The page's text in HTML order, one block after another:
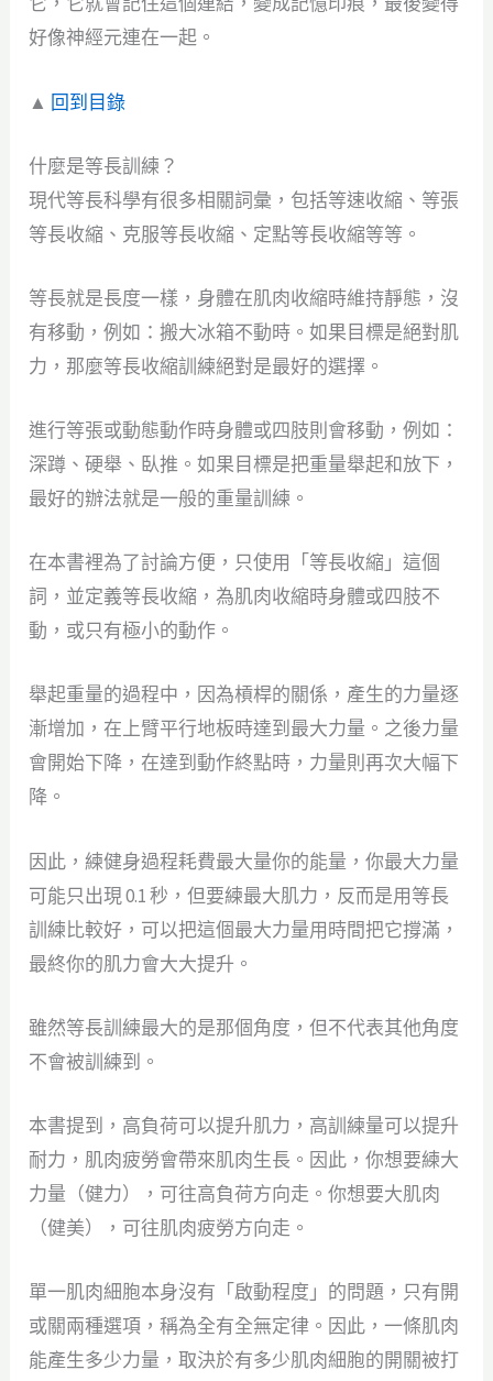
好像神經元連在一起。
▲ 回到目錄
什麼是等長訓練？
現代等長科學有很多相關詞彙，包括等速收縮、等張
等長收縮、克服等長收縮、定點等長收縮等等。
等長就是長度一樣，身體在肌肉收縮時維持靜態，沒
有移動，例如：搬大冰箱不動時。如果目標是絕對肌
力，那麼等長收縮訓練絕對是最好的選擇。
進行等張或動態動作時身體或四肢則會移動，例如：
深蹲、硬舉、臥推。如果目標是把重量舉起和放下，
最好的辦法就是一般的重量訓練。
在本書裡為了討論方便，只使用「等長收縮」這個
詞，並定義等長收縮，為肌肉收縮時身體或四肢不
動，或只有極小的動作。
舉起重量的過程中，因為槓桿的關係，產生的力量逐
漸增加，在上臂平行地板時達到最大力量。之後力量
會開始下降，在達到動作終點時，力量則再次大幅下
降。
因此，練健身過程耗費最大量你的能量，你最大力量
可能只出現 0.1 秒，但要練最大肌力，反而是用等長
訓練比較好，可以把這個最大力量用時間把它撐滿，
最終你的肌力會大大提升。
雖然等長訓練最大的是那個角度，但不代表其他角度
不會被訓練到。
本書提到，高負荷可以提升肌力，高訓練量可以提升
耐力，肌肉疲勞會帶來肌肉生長。因此，你想要練大
力量（健力），可往高負荷方向走。你想要大肌肉
（健美），可往肌肉疲勞方向走。
單一肌肉細胞本身沒有「啟動程度」的問題，只有開
或關兩種選項，稱為全有全無定律。因此，一條肌肉
能產生多少力量，取決於有多少肌肉細胞的開關被打